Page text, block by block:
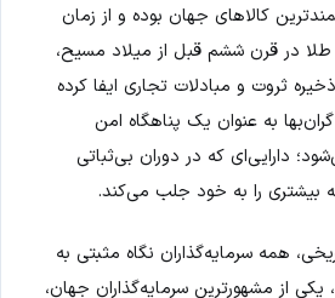
کالاهای جهان بوده و از زمان
در قرن ششم قبل از میلاد مسیح،
ثروت و مبادلات تجاری ایفا کرده
به عنوان یک پناهگاه امن
دارایی‌ای که در دوران بی‌ثباتی
بیشتری را به خود جلب می‌کند.
همه سرمایه‌گذاران نگاه مثبتی به
یکی از مشهورترین سرمایه‌گذاران جهان،